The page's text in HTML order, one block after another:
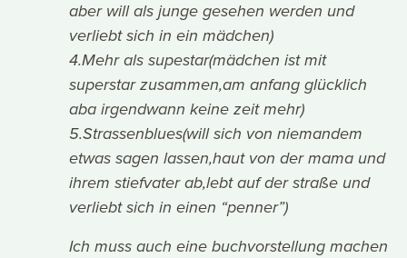
aber will als junge gesehen werden und
verliebt sich in ein mädchen)
4.Mehr als supestar(mädchen ist mit
superstar zusammen,am anfang glücklich
aba irgendwann keine zeit mehr)
5.Strassenblues(will sich von niemandem
etwas sagen lassen,haut von der mama und
ihrem stiefvater ab,lebt auf der straße und
verliebt sich in einen “penner”)
Ich muss auch eine buchvorstellung machen